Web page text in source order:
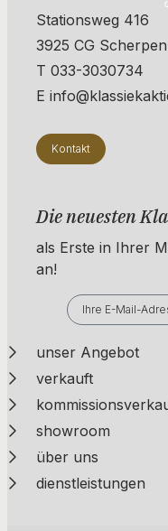
Stationsweg 416
3925 CG
T 033-3030734
E
Kontakt
Die neuesten
als Erste in Ihrer
an!
unser Angebot
verkauft
showroom
über uns
dienstleistungen